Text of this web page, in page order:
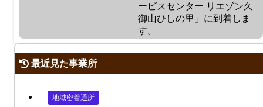
ービスセンター リエゾン久
御山ひしの里」に到着しま
す。
最近見た事業所
地域密着通所